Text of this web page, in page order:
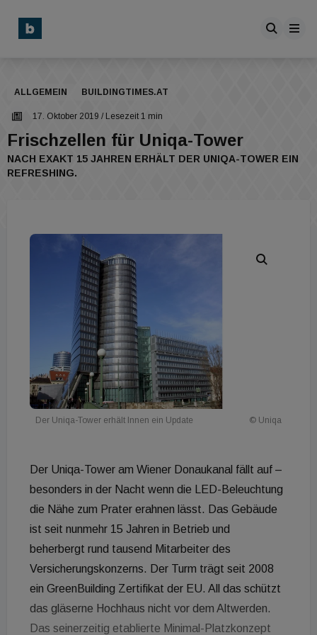
ALLGEMEIN BUILDINGTIMES.AT
17. Oktober 2019 / Lesezeit 1 min
Frischzellen für Uniqa-Tower
NACH EXAKT 15 JAHREN ERHÄLT DER UNIQA-TOWER EIN
REFRESHING.
Der Uniqa-Tower erhält Innen ein Update © Uniqa
Der Uniqa-Tower am Wiener Donaukanal fällt auf –
besonders in der Nacht wenn die LED-Beleuchtung
die Nähe zum Prater erahnen lässt. Das Gebäude
ist seit nunmehr 15 Jahren in Betrieb und
beherbergt rund tausend Mitarbeiter des
Versicherungskonzerns. Der Turm trägt seit 2008
ein GreenBuilding Zertifikat der EU. All das schützt
das gläserne Hochhaus nicht vor dem Altwerden.
Das seinerzeitig etablierte Minimal-Platzkonzept